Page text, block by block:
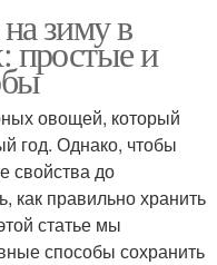
зиму в
простые и
овощей, который
год. Однако, чтобы
свойства до
как правильно хранить
статье мы
способы сохранить